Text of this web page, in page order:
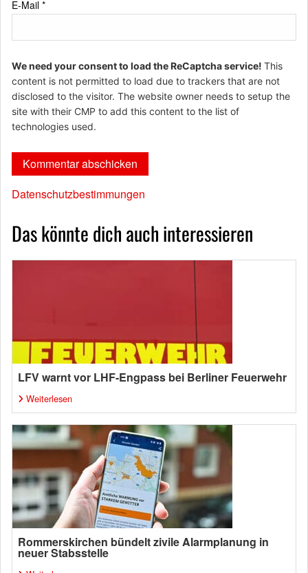
E-Mail *
We need your consent to load the ReCaptcha service! This
content is not permitted to load due to trackers that are not
disclosed to the visitor. The website owner needs to setup the
site with their CMP to add this content to the list of
technologies used.
Datenschutzbestimmungen
Das könnte dich auch interessieren
LFV warnt vor LHF-Engpass bei Berliner Feuerwehr
Weiterlesen
Rommerskirchen bündelt zivile Alarmplanung in
neuer Stabsstelle